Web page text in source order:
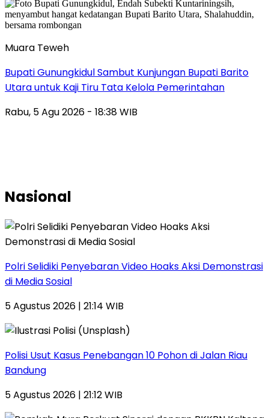
Muara Teweh
Bupati Gunungkidul Sambut Kunjungan Bupati Barito
Utara untuk Kaji Tiru Tata Kelola Pemerintahan
Rabu, 5 Agu 2026 - 18:38 WIB
Nasional
Polri Selidiki Penyebaran Video Hoaks Aksi Demonstrasi
di Media Sosial
5 Agustus 2026 | 21:14 WIB
Polisi Usut Kasus Penebangan 10 Pohon di Jalan Riau
Bandung
5 Agustus 2026 | 21:12 WIB